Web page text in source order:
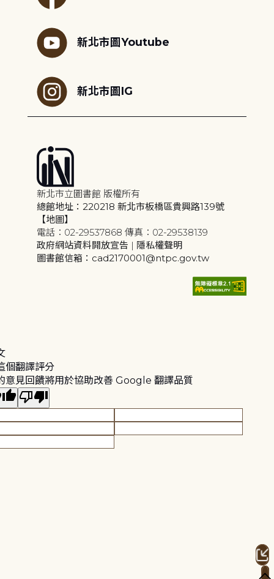
新北市圖Youtube
新北市圖IG
新北市立圖書館 版權所有
總館地址：220218 新北市板橋區貴興路139號
【地圖】
電話：02-29537868 傳真：02-29538139
政府網站資料開放宣告 | 隱私權聲明
圖書館信箱：cad2170001@ntpc.gov.tw
個翻譯評分
意見回饋將用於協助改善 Google 翻譯品質